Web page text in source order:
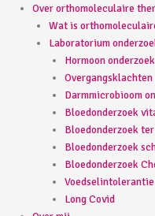
Over orthomoleculaire
Wat is
Laboratorium
Hormoon onderzoek
Overgangsklachten
Darmmicrobioom
Bloedonderzoek
Bloedonderzoek
Bloedonderzoek
Bloedonderzoek
Long Covid